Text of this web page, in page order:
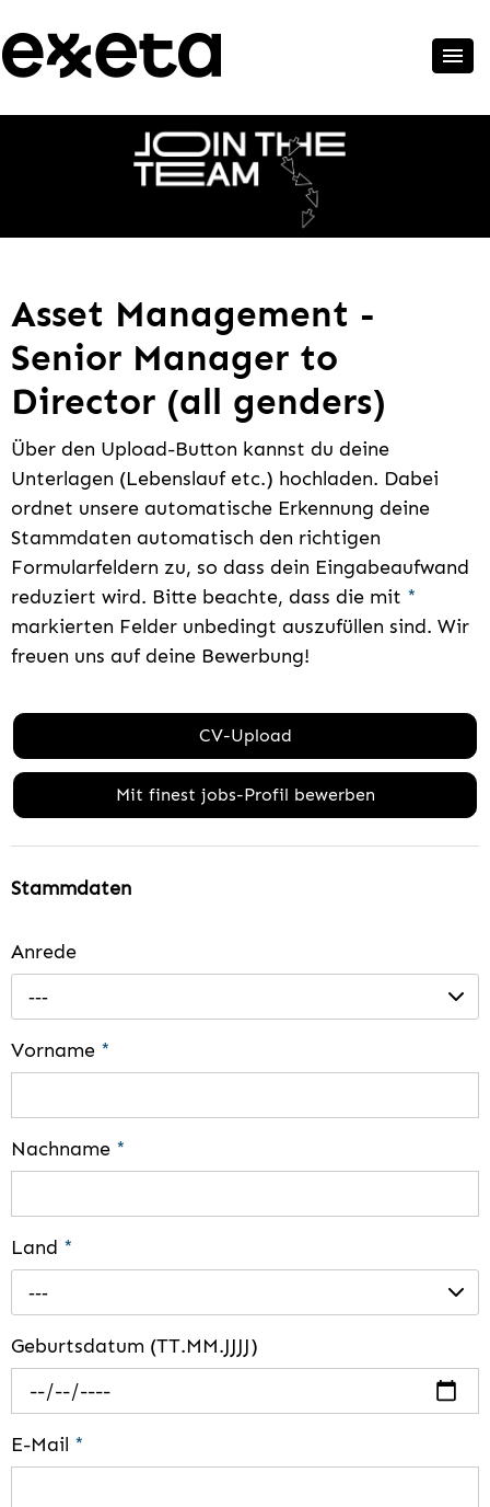
Asset Management -
Senior Manager to
Director (all genders)
Über den Upload-Button kannst du deine
Unterlagen (Lebenslauf etc.) hochladen. Dabei
ordnet unsere automatische Erkennung deine
Stammdaten automatisch den richtigen
Formularfeldern zu, so dass dein Eingabeaufwand
reduziert wird. Bitte beachte, dass die mit *
markierten Felder unbedingt auszufüllen sind. Wir
freuen uns auf deine Bewerbung!
CV-Upload
Mit finest jobs-Profil bewerben
Stammdaten
Anrede
---
Vorname *
Nachname *
Land *
---
Geburtsdatum (TT.MM.JJJJ)
E-Mail *